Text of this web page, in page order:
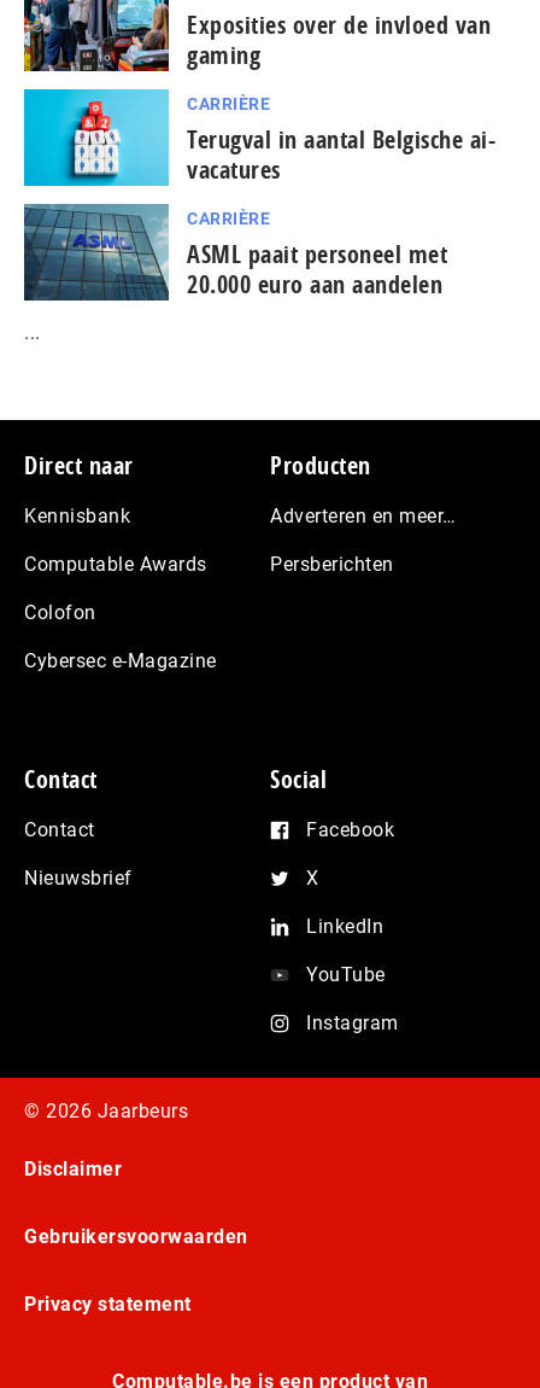
Exposities over de invloed van
gaming
CARRIÈRE
Terugval in aantal Belgische ai-
vacatures
CARRIÈRE
ASML paait personeel met
20.000 euro aan aandelen
...
Footer
Direct naar
Kennisbank
Computable Awards
Colofon
Cybersec e-Magazine
Producten
Adverteren en meer…
Persberichten
Contact
Contact
Nieuwsbrief
Social
Facebook
X
LinkedIn
YouTube
Instagram
© 2026 Jaarbeurs
Disclaimer
Gebruikersvoorwaarden
Privacy statement
Computable.be is een product van